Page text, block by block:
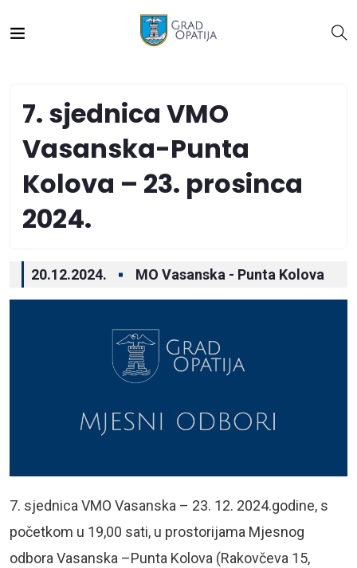
7. sjednica VMO
Vasanska-Punta
Kolova – 23. prosinca
2024.
20.12.2024. MO Vasanska - Punta Kolova
7. sjednica VMO Vasanska – 23. 12. 2024.godine, s
početkom u 19,00 sati, u prostorijama Mjesnog
odbora Vasanska –Punta Kolova (Rakovčeva 15,